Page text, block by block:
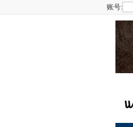
账号: